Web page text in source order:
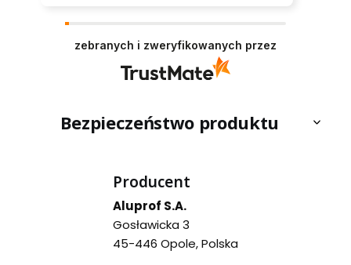
zebranych i zweryfikowanych przez
Bezpieczeństwo produktu
Producent
Aluprof S.A.
Gosławicka 3
45-446 Opole, Polska